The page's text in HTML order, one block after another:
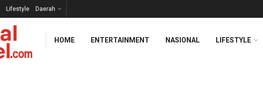
Lifestyle Daerah
HOME ENTERTAINMENT NASIONAL LIFESTYLE